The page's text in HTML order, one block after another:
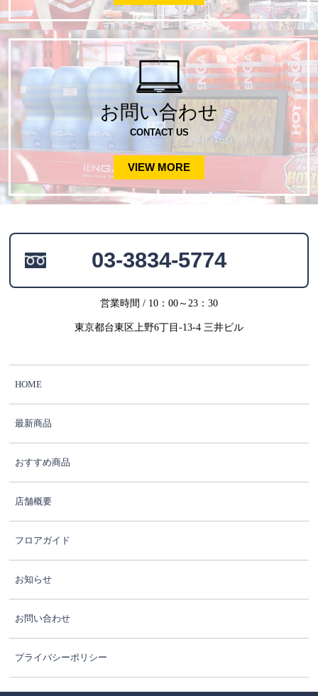
お問い合わせ
CONTACT US
VIEW MORE
03-3834-5774
営業時間 / 10：00～23：30
東京都台東区上野6丁目-13-4 三井ビル
HOME
最新商品
おすすめ商品
店舗概要
フロアガイド
お知らせ
お問い合わせ
プライバシーポリシー